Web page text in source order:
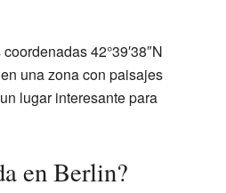
42°39′38″N
una zona con paisajes
lugar interesante para
en Berlin?